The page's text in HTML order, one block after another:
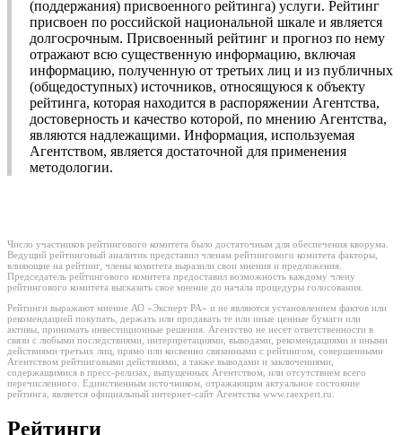
(поддержания) присвоенного рейтинга) услуги. Рейтинг
присвоен по российской национальной шкале и является
долгосрочным. Присвоенный рейтинг и прогноз по нему
отражают всю существенную информацию, включая
информацию, полученную от третьих лиц и из публичных
(общедоступных) источников, относящуюся к объекту
рейтинга, которая находится в распоряжении Агентства,
достоверность и качество которой, по мнению Агентства,
являются надлежащими. Информация, используемая
Агентством, является достаточной для применения
методологии.
Число участников рейтингового комитета было достаточным для обеспечения кворума.
Ведущий рейтинговый аналитик представил членам рейтингового комитета факторы,
влияющие на рейтинг, члены комитета выразили свои мнения и предложения.
Председатель рейтингового комитета предоставил возможность каждому члену
рейтингового комитета высказать свое мнение до начала процедуры голосования.
Рейтинги выражают мнение АО «Эксперт РА» и не являются установлением фактов или
рекомендацией покупать, держать или продавать те или иные ценные бумаги или
активы, принимать инвестиционные решения. Агентство не несет ответственности в
связи с любыми последствиями, интерпретациями, выводами, рекомендациями и иными
действиями третьих лиц, прямо или косвенно связанными с рейтингом, совершенными
Агентством рейтинговыми действиями, а также выводами и заключениями,
содержащимися в пресс-релизах, выпущенных Агентством, или отсутствием всего
перечисленного. Единственным источником, отражающим актуальное состояние
рейтинга, является официальный интернет-сайт Агентства www.raexpert.ru.
Рейтинги